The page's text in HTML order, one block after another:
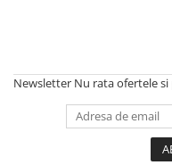
Newsletter Nu rata ofertele